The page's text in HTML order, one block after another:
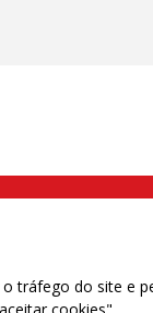
(11) 2108 9310
tráfego do site e